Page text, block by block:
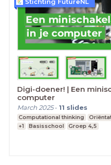
Digi-doener! | Een
computer
March 2025- 11 slides
Computational thinking
+1
Basisschool Groep 4,5